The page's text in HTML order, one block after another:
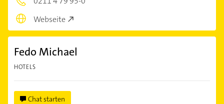
Webseite
Fedo Michael
HOTELS
Chat starten